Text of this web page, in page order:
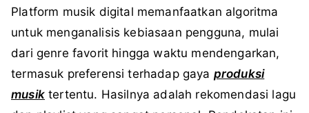
Platform musik digital memanfaatkan algoritma
untuk menganalisis kebiasaan pengguna, mulai
dari genre favorit hingga waktu mendengarkan,
termasuk preferensi terhadap gaya produksi
musiktertentu. Hasilnya adalah rekomendasi lagu